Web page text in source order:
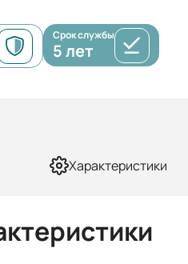
Срок службы
5 лет
Характеристики